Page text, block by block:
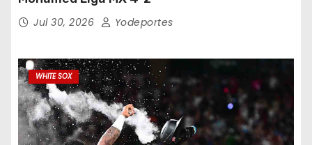
Jul 30, 2026 Yodeportes
WHITE SOX